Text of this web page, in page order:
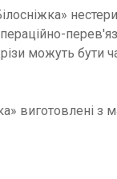
можуть бути
виготовлені з